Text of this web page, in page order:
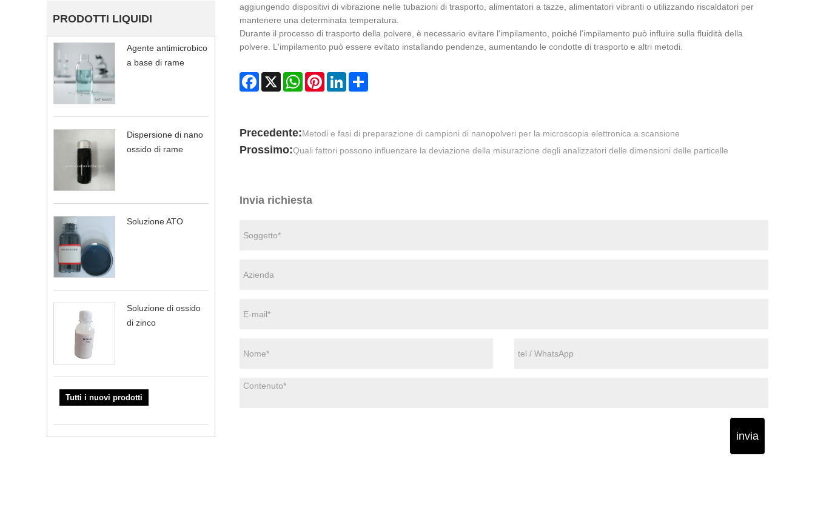
PRODOTTI LIQUIDI
Agente antimicrobico
a base di rame
Dispersione di nano
ossido di rame
Soluzione ATO
Soluzione di ossido
di zinco
Tutti i nuovi prodotti
aggiungendo dispositivi di vibrazione nelle tubazioni di trasporto, alimentatori a tazze, alimentatori vibranti o utilizzando riscaldatori per
mantenere una determinata temperatura.
Durante il processo di trasporto della polvere, è necessario evitare l'impilamento, poiché l'impilamento può influire sulla fluidità della
polvere. L'impilamento può essere evitato installando pendenze, aumentando le condotte di trasporto e altri metodi.
Facebook
X WhatsAppPinterestLinkedInShare
Precedente:Metodi e fasi di preparazione di campioni di nanopolveri per la microscopia elettronica a scansione
Prossimo:Quali fattori possono influenzare la deviazione della misurazione degli analizzatori delle dimensioni delle particelle
Invia richiesta
invia